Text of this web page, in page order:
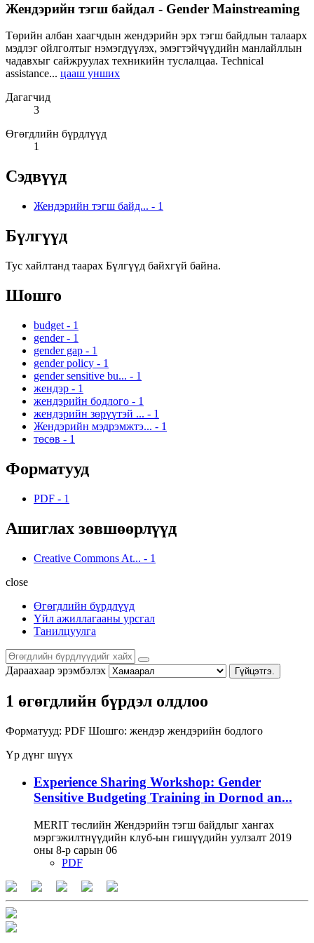
Жендэрийн тэгш байдал - Gender Mainstreaming
Төрийн албан хаагчдын жендэрийн эрх тэгш байдлын талаарх
мэдлэг ойлголтыг нэмэгдүүлэх, эмэгтэйчүүдийн манлайллын
чадавхыг сайжруулах техникийн туслалцаа. Technical
assistance... цааш унших
Дагагчид
3
Өгөгдлийн бүрдлүүд
1
Сэдвүүд
Жендэрийн тэгш байд... - 1
Бүлгүүд
Тус хайлтанд таарах Бүлгүүд байхгүй байна.
Шошго
budget - 1
gender - 1
gender gap - 1
gender policy - 1
gender sensitive bu... - 1
жендэр - 1
жендэрийн бодлого - 1
жендэрийн зөрүүтэй ... - 1
Жендэрийн мэдрэмжтэ... - 1
төсөв - 1
Форматууд
PDF - 1
Ашиглах зөвшөөрлүүд
Creative Commons At... - 1
close
Өгөгдлийн бүрдлүүд
Үйл ажиллагааны урсгал
Танилцуулга
Дараахаар эрэмбэлэх Гүйцэтгэ.
1 өгөгдлийн бүрдэл олдлоо
Форматууд: PDF Шошго: жендэр жендэрийн бодлого
Үр дүнг шүүх
Experience Sharing Workshop: Gender
Sensitive Budgeting Training in Dornod an...
MERIT төслийн Жендэрийн тэгш байдлыг хангах
мэргэжилтнүүдийн клуб-ын гишүүдийн уулзалт 2019
оны 8-р сарын 06
PDF